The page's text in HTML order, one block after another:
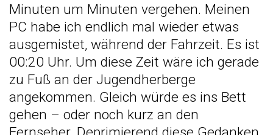
Minuten um Minuten vergehen. Meinen
PC habe ich endlich mal wieder etwas
ausgemistet, während der Fahrzeit. Es ist
00:20 Uhr. Um diese Zeit wäre ich gerade
zu Fuß an der Jugendherberge
angekommen. Gleich würde es ins Bett
gehen – oder noch kurz an den